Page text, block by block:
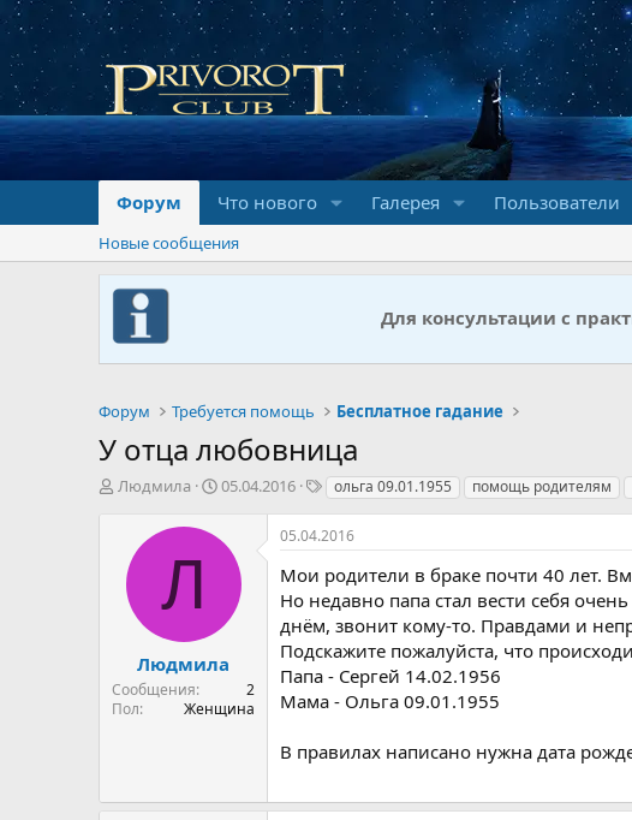
Форум Что нового Галерея Пользователи
Новые сообщения
Для консультации с
Форум Требуется помощь Бесплатное гадание
У отца любовница
А
Людмила
Д
а
ч
а
л
05.04.2016
Т
г
и
ольга 09.01.1955 помощь родителям
Л
Людмила
Сообщения
2
Пол
Женщина
05.04.2016
Мои родители в браке почти 40 лет.
Но недавно папа стал вести себя
днём, звонит кому-то. Правдами и
Подскажите пожалуйста, что
Папа - Сергей 14.02.1956
Мама - Ольга 09.01.1955
В правилах написано нужна дата